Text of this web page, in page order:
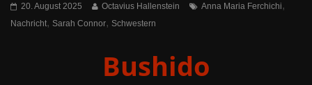
20. August 2025 Octavius Hallenstein Anna Maria Ferchichi,
Nachricht, Sarah Connor, Schwestern
Bushido